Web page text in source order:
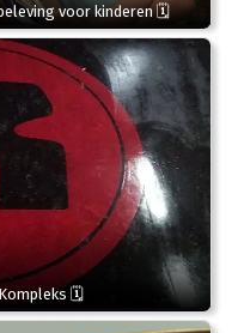
voor kinderen 🗓
🗓